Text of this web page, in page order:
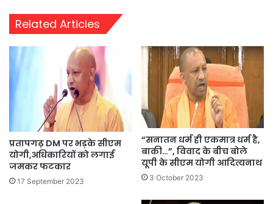
Related Articles
प्रतापगढ़ DM पर भड़के सीएम
योगी,अधिकारियों को लगाई
जमकर फटकार
17 September 2023
“सनातन धर्म ही एकमात्र धर्म है,
बाकी…”, विवाद के बीच बोले
यूपी के सीएम योगी आदित्यनाथ
3 October 2023